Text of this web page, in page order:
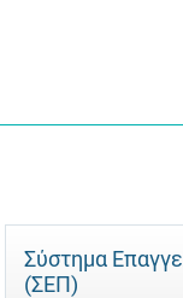
Σύστημα
(ΣΕΠ)